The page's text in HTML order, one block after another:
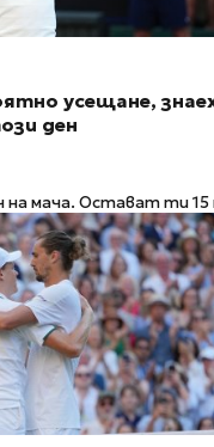
усещане,
ден
на мача. Остават ти